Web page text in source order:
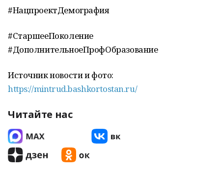
#НацпроектДемография
#СтаршееПоколение
#ДополнительноеПрофОбразование
Источник новости и фото:
https://mintrud.bashkortostan.ru/
Читайте нас